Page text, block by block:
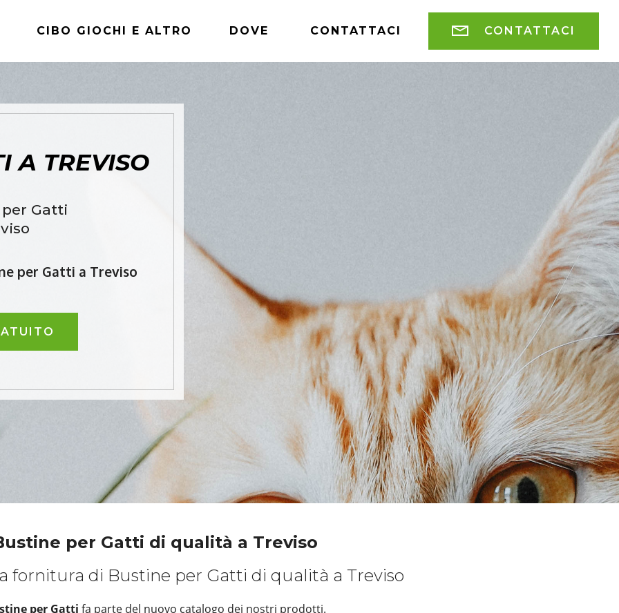
CIBO GIOCHI E ALTRO DOVE CONTATTACI CONTATTACI
A TREVISO
Gatti
per Gatti a Treviso
per Gatti di qualità a Treviso
fornitura di Bustine per Gatti di qualità a Treviso
per Gatti fa parte del nuovo catalogo dei nostri prodotti.